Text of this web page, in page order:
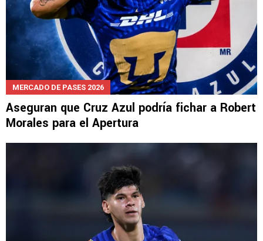
MERCADO DE PASES 2026
Aseguran que Cruz Azul podría fichar a Robert
Morales para el Apertura